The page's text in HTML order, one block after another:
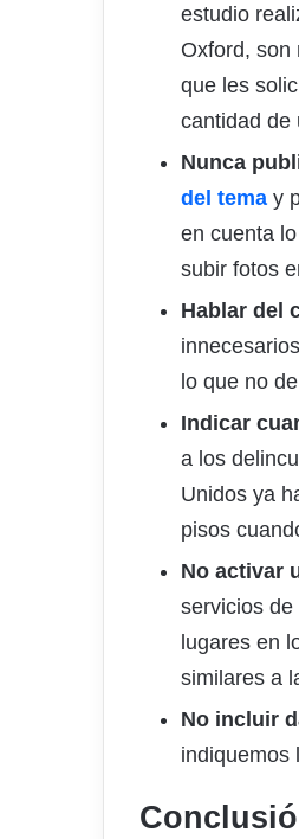
estudio
Oxford, son
que les
cantidad de
Nunca
del tema y
en cuenta
subir fotos
Hablar del
lo que no
Indicar
a los
Unidos ya
pisos
No activar
servicios
lugares en
similares a
No incluir
indiquemos